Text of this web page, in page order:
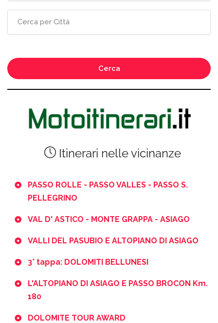
Cerca
Itinerari nelle vicinanze
PASSO ROLLE - PASSO VALLES - PASSO S.
PELLEGRINO
VAL D' ASTICO - MONTE GRAPPA - ASIAGO
VALLI DEL PASUBIO E ALTOPIANO DI ASIAGO
3° tappa: DOLOMITI BELLUNESI
L'ALTOPIANO DI ASIAGO E PASSO BROCON Km.
180
DOLOMITE TOUR AWARD